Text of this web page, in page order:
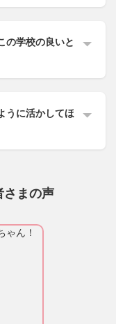
の学校の良いと
うに活かしてほ
さまの声